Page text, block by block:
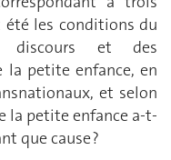
été les conditions du
discours et des
la petite enfance, en
et selon
la petite enfance a-t-
que cause ?